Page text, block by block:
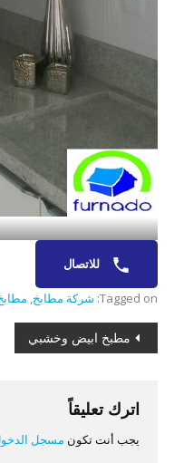
للاتصال
Tagged on: شركة مطابخ,
تصفّح
مطبخ ابيض وخشبي
اترك تعليقاً
يجب أنت تكون مسجل